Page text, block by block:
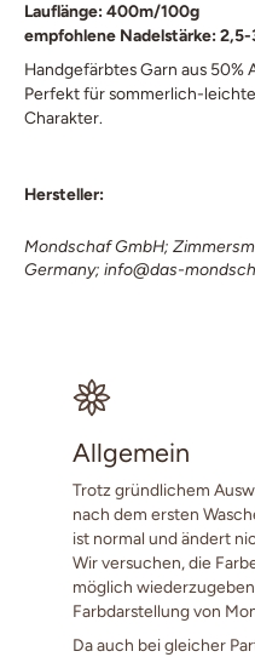
Lauflänge: 400m/100g
empfohlene Nadelstärke:
Handgefärbtes Garn aus 50%
Perfekt für sommerlich-
Charakter.
Hersteller:
Mondschaf GmbH;
Germany; info@das-
Allgemein
Trotz gründlichem
nach dem ersten
ist normal und ändert
Wir versuchen, die
möglich
Farbdarstellung von
Da auch bei gleicher